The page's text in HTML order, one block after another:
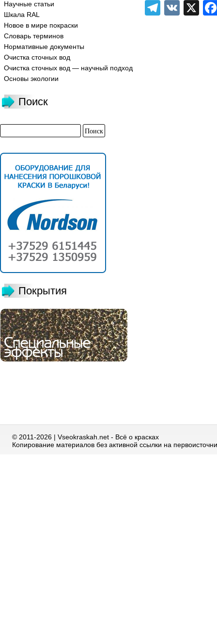
Научные статьи
Шкала RAL
Новое в мире покраски
Словарь терминов
Нормативные документы
Очистка сточных вод
Очистка сточных вод — научный подход
Основы экологии
Поиск
Покрытия
VK X
© 2011-2026 | Vseokraskah.net - Всё о красках
Копирование материалов без активной ссылки на